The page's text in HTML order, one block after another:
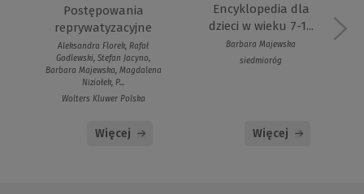
Postępowania
reprywatyzacyjne
Aleksandra Florek, Rafał
Godlewski, Stefan Jacyno,
Barbara Majewska, Magdalena
Niziołek, P...
Wolters Kluwer Polska
Więcej
Encyklopedia dla
dzieci w wieku 7-1...
Barbara Majewska
siedmioróg
Więcej